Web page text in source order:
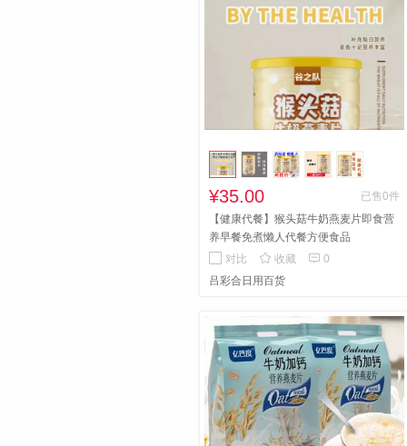
¥35.00
已售0件
【健康代餐】猴头菇牛奶燕麦片即食营
养早餐免煮懒人代餐方便食品
对比
 收藏  0
吕彩合日用百货